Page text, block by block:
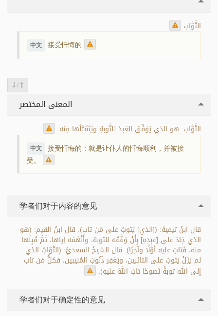
التَّوَّاب
中文 接受忏悔的
/
المعنى المختصر
التَّوَّاب: هو الذي يُوَفِّق العَبدَ للتَّوبةِ ويَتَقَبَّلُها مِنه.
中文 接受忏悔的：就是让仆人的忏悔顺利，并被接
受。
学者们对于内容的意见
قال ابنُ تيمية: ([الذي] يَتوبُ على مَن تاب). قال ابنُ القيم: (هو
الذي جَادَ على [عبدِهِ] بِأَنْ وَفَّقَه للتوبة، وأَلْهَمَه إياها، ثُمَّ قَبِلَها
منه، فَتابَ عليه أوَّلًا وآخِرًا). قال الشيخُ السعديُّ: (التَّوّابُ الذي
لم يَزَلْ يَتوبُ على التائبين، ويَغفِر ذُنُوبَ المُنيبين، فكلُّ مَن تاب
إلى الله توبةً نَصوحًا تابَ اللهُ عليهِ).
学者们对于确定性的意见